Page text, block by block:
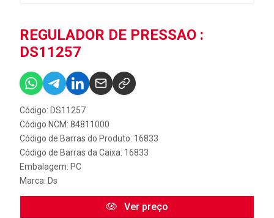
REGULADOR DE PRESSAO :
DS11257
Código: DS11257
Código NCM: 84811000
Código de Barras do Produto: 16833
Código de Barras da Caixa: 16833
Embalagem: PC
Marca: Ds
Ver preço